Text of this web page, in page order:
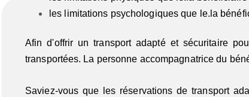
les limitations psychologiques que le.la
Afin d'offrir un transport adapté et sécuritaire
transportées. La personne accompagnatrice du
Saviez-vous que les réservations de transport